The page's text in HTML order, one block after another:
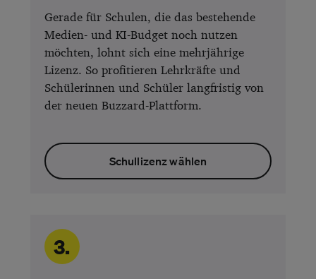
Gerade für Schulen, die das bestehende
Medien- und KI-Budget noch nutzen
möchten, lohnt sich eine mehrjährige
Lizenz. So profitieren Lehrkräfte und
Schülerinnen und Schüler langfristig von
der neuen Buzzard-Plattform.
Schullizenz wählen
3.